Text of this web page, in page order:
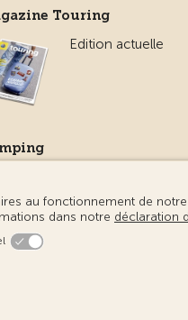
Touring
Edition actuelle
– informations juridiques